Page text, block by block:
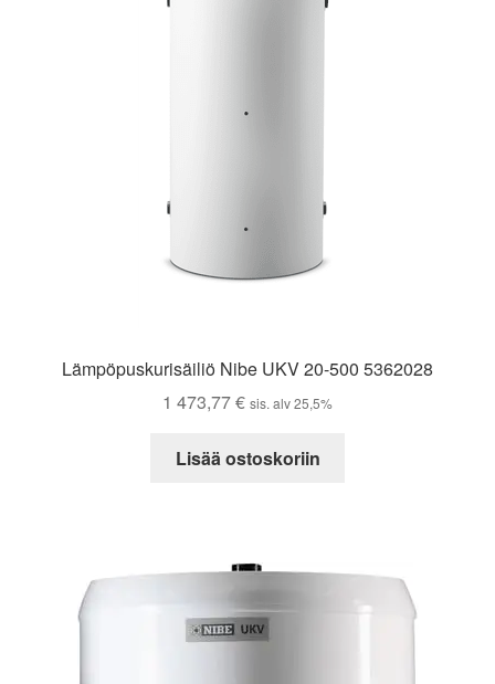
Lämpöpuskurisäiliö Nibe UKV 20-500 5362028
1 473,77€ sis. alv 25,5%
Lisää ostoskoriin